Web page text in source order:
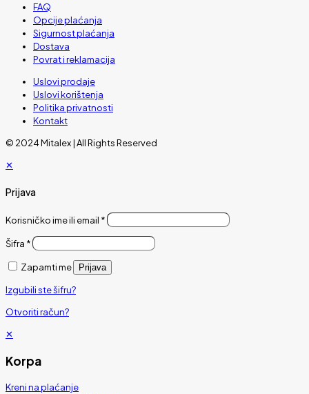
FAQ
Opcije plaćanja
Sigurnost plaćanja
Dostava
Povrat i reklamacija
Uslovi prodaje
Uslovi korištenja
Politika privatnosti
Kontakt
© 2024 Mitalex | All Rights Reserved
✕
Prijava
Korisničko ime ili email *
Šifra *
Zapamti me Prijava
Izgubili ste šifru?
Otvoriti račun?
✕
Korpa
Kreni na plaćanje